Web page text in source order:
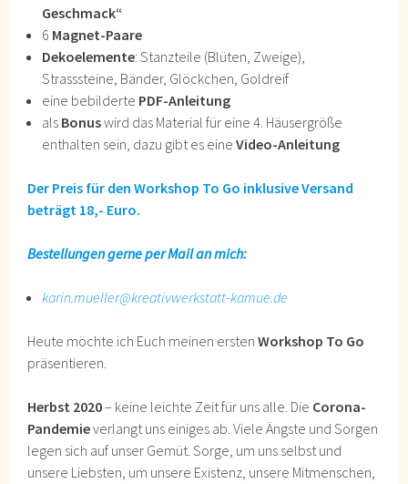
Geschmack“
6 Magnet-Paare
Dekoelemente: Stanzteile (Blüten, Zweige),
Strasssteine, Bänder, Glöckchen, Goldreif
eine bebilderte PDF-Anleitung
als Bonuswird das Material für eine 4. Häusergröße
enthalten sein, dazu gibt es eineVideo-Anleitung
Der Preis für den Workshop To Go inklusive Versand
beträgt 18,- Euro.
Bestellungen gerne per Mail an mich:
karin.mueller@kreativwerkstatt-kamue.de
Heute möchte ich Euch meinen erstenWorkshop To Go
präsentieren.
Herbst 2020– keine leichte Zeit für uns alle. Die Corona-
Pandemieverlangt uns einiges ab. Viele Ängste und Sorgen
legen sich auf unser Gemüt. Sorge, um uns selbst und
unsere Liebsten, um unsere Existenz, unsere Mitmenschen,